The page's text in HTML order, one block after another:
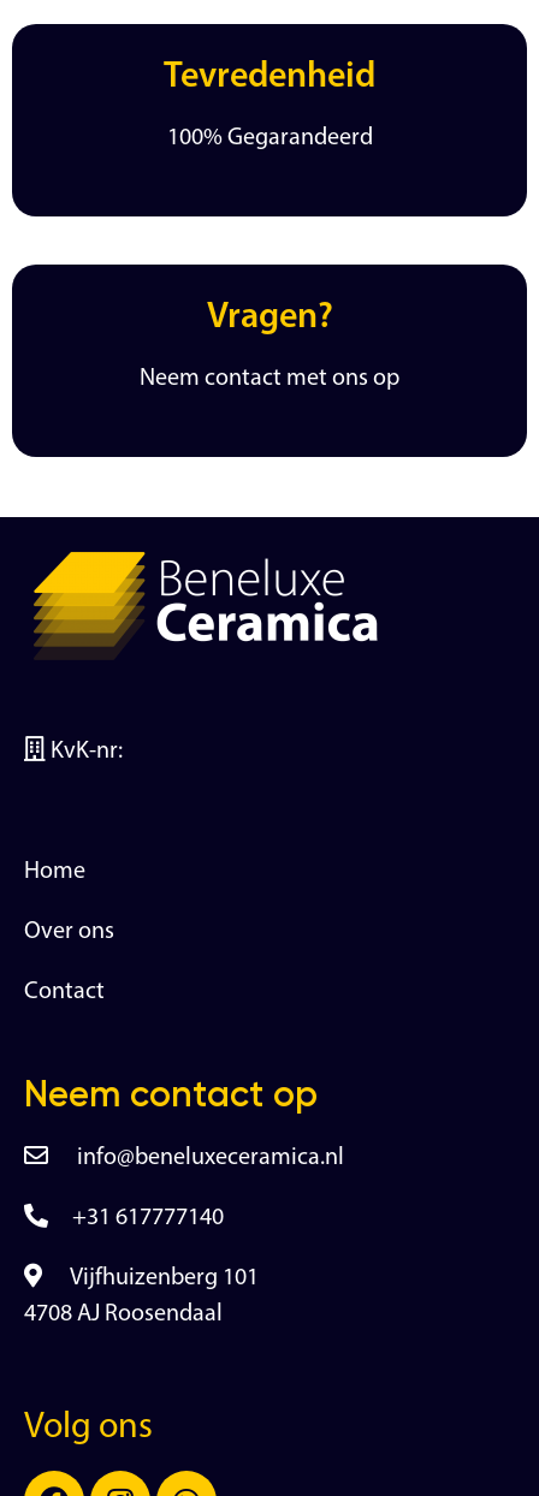
Tevredenheid
100% Gegarandeerd
Vragen?
Neem contact met ons op
KvK-nr:
Home
Over ons
Contact
Neem contact op
info@beneluxeceramica.nl
+31 617777140
Vijfhuizenberg 101
4708 AJ Roosendaal
Volg ons